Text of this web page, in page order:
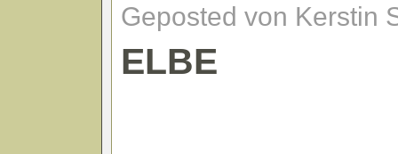
Geposted von Kerstin
ELBE